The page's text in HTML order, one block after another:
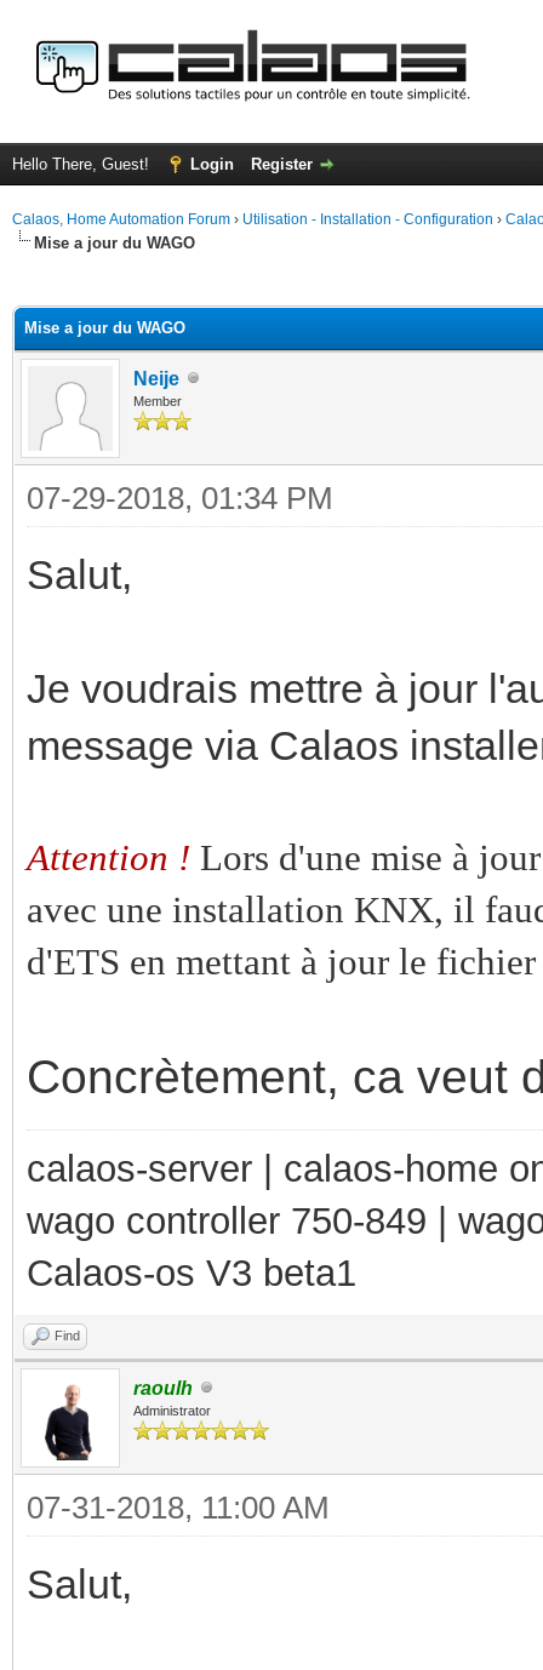
Hello There, Guest! Login Register
Calaos, Home Automation Forum › Utilisation - Installation - Configuration ›
Mise a jour du WAGO
Mise a jour du WAGO
Neije
Member
07-29-2018, 01:34 PM
Salut,
Je voudrais mettre à jour
message via Calaos
Attention ! Lors d'une mise à
avec une installation KNX, il
d'ETS en mettant à jour le
Concrètement, ca veut
calaos-server | calaos-home
wago controller 750-849 |
Calaos-os V3 beta1
Find
raoulh
Administrator
07-31-2018, 11:00 AM
Salut,